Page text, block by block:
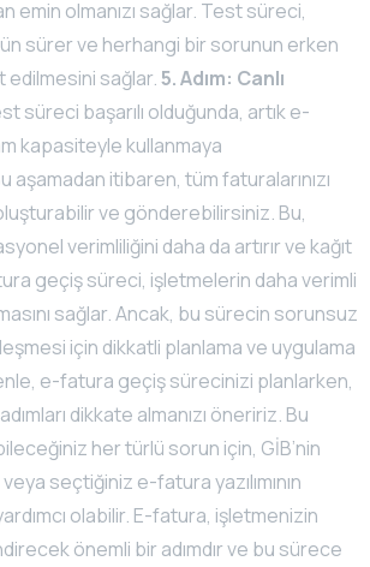
emin olmanızı sağlar. Test süreci,
sürer ve herhangi bir sorunun erken
sağlar.5. Adım: Canlı
süreci başarılı olduğunda, artık e-
kapasiteyle kullanmaya
aşamadan itibaren, tüm faturalarınızı
ve gönderebilirsiniz. Bu,
verimliliğini daha da artırır ve kağıt
geçiş süreci, işletmelerin daha verimli
sağlar. Ancak, bu sürecin sorunsuz
için dikkatli planlama ve uygulama
e-fatura geçiş sürecinizi planlarken,
dikkate almanızı öneririz. Bu
her türlü sorun için, GİB’nin
seçtiğiniz e-fatura yazılımının
olabilir. E-fatura, işletmenizin
önemli bir adımdır ve bu sürece